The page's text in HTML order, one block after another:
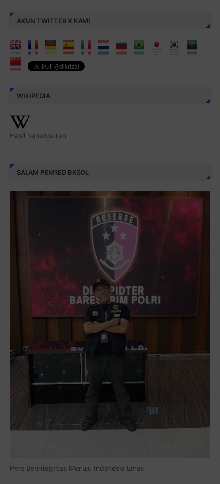
AKUN TWITTER X KAMI
WIKIPEDIA
Hasil penelusuran
SALAM PEMRED BKSOL
Pers Berintegritas Menuju Indonesia Emas